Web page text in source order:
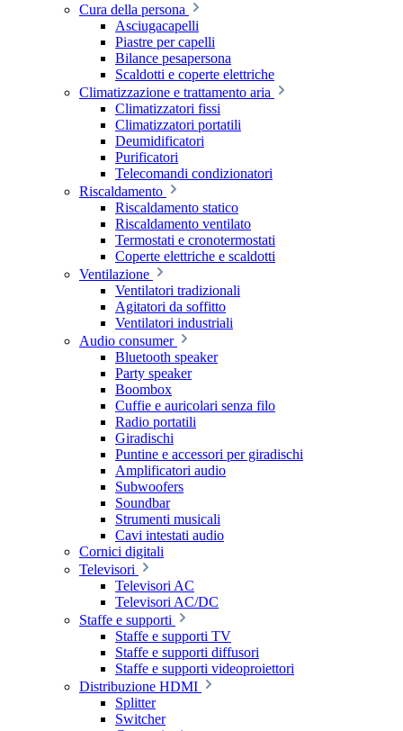
Cura della persona
Asciugacapelli
Piastre per capelli
Bilance pesapersona
Scaldotti e coperte elettriche
Climatizzazione e trattamento aria
Climatizzatori fissi
Climatizzatori portatili
Deumidificatori
Purificatori
Telecomandi condizionatori
Riscaldamento
Riscaldamento statico
Riscaldamento ventilato
Termostati e cronotermostati
Coperte elettriche e scaldotti
Ventilazione
Ventilatori tradizionali
Agitatori da soffitto
Ventilatori industriali
Audio consumer
Bluetooth speaker
Party speaker
Boombox
Cuffie e auricolari senza filo
Radio portatili
Giradischi
Puntine e accessori per giradischi
Amplificatori audio
Subwoofers
Soundbar
Strumenti musicali
Cavi intestati audio
Cornici digitali
Televisori
Televisori AC
Televisori AC/DC
Staffe e supporti
Staffe e supporti TV
Staffe e supporti diffusori
Staffe e supporti videoproiettori
Distribuzione HDMI
Splitter
Switcher